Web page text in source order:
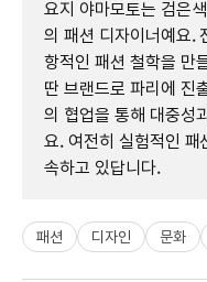
요지 야마모토는 검은
의 패션 디자이너예요.
항적인 패션 철학을 만
딴 브랜드로 파리에 진
의 협업을 통해 대중성
요. 여전히 실험적인 패
속하고 있답니다.
패션 디자인 문화